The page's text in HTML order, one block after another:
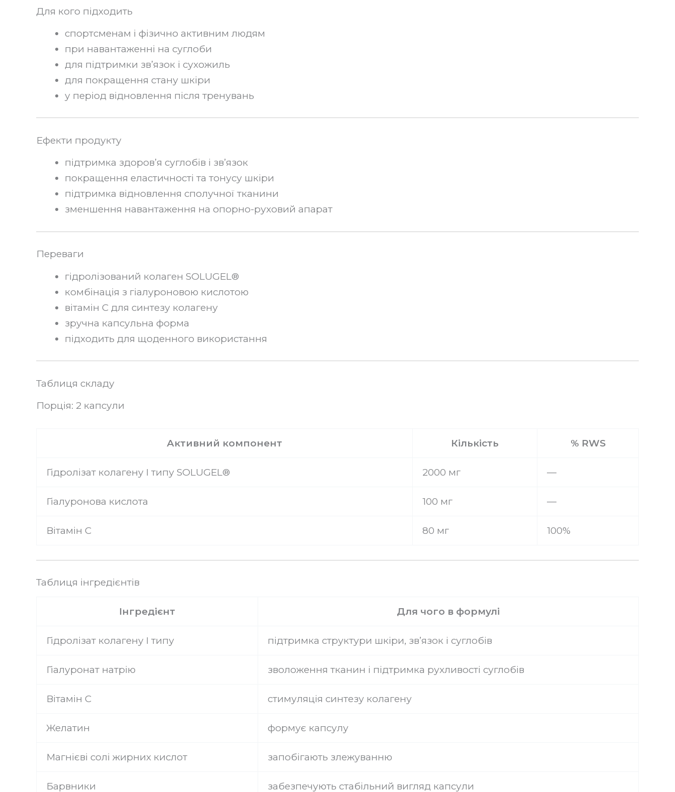
Для кого підходить
спортсменам і фізично активним людям
при навантаженні на суглоби
для підтримки зв’язок і сухожиль
для покращення стану шкіри
у період відновлення після тренувань
Ефекти продукту
підтримка здоров’я суглобів і зв’язок
покращення еластичності та тонусу шкіри
підтримка відновлення сполучної тканини
зменшення навантаження на опорно-руховий апарат
Переваги
гідролізований колаген SOLUGEL®
комбінація з гіалуроновою кислотою
вітамін C для синтезу колагену
зручна капсульна форма
підходить для щоденного використання
Таблиця складу
Порція: 2 капсули
Активний компонент Кількість % RWS
Гідролізат колагену I типу SOLUGEL® 2000 мг —
Гіалуронова кислота 100 мг —
Вітамін C 80 мг 100%
Таблиця інгредієнтів
Інгредієнт Для чого в формулі
Гідролізат колагену I типу підтримка структури шкіри, зв’язок і суглобів
Гіалуронат натрію зволоження тканин і підтримка рухливості суглобів
Вітамін C стимуляція синтезу колагену
Желатин формує капсулу
Магнієві солі жирних кислот запобігають злежуванню
Барвники забезпечують стабільний вигляд капсули